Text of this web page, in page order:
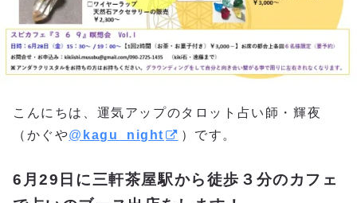
こんにちは、運気アップのタロット占い師・輝夜
（かぐや@ kagu_night ）です。
6月29日に三軒茶屋駅から徒歩３分のカフェ